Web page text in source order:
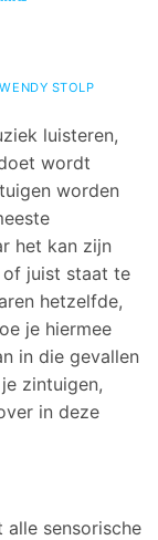
WENDY STOLP
luisteren,
wordt
worden
het kan zijn
juist staat te
hetzelfde,
je hiermee
in die gevallen
zintuigen,
in deze
sensorische